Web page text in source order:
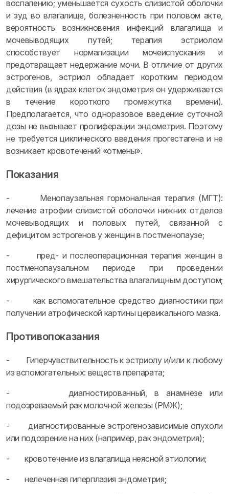
воспалению; уменьшается сухость слизистой оболочки
и зуд во влагалище, болезненность при половом акте,
вероятность возникновения инфекций влагалища и
мочевыводящих путей; терапия эстриолом
способствует нормализации мочеиспускания и
предотвращает недержание мочи. В отличие от других
эстрогенов, эстриол обладает коротким периодом
действия (в ядрах клеток эндометрия он удерживается
в течение короткого промежутка времени).
Предполагается, что одноразовое введение суточной
дозы не вызывает пролиферации эндометрия. Поэтому
не требуется циклического введения прогестагена и не
возникает кровотечений «отмены».
Показания
- Менопаузальная гормональная терапия (МГТ):
лечение атрофии слизистой оболочки нижних отделов
мочевыводящих и половых путей, связанной с
дефицитом эстрогенов у женщин в постменопаузе;
- пред- и послеоперационная терапия женщин в
постменопаузальном периоде при проведении
хирургического вмешательства влагалищным доступом;
- как вспомогательное средство диагностики при
получении атрофической картины цервикального мазка.
Противопоказания
- Гиперчувствительность к эстриолу и/или к любому
из вспомогательных: веществ препарата;
- диагностированный, в анамнезе или
подозреваемый рак молочной железы (РМЖ);
- диагностированные эстрогенозависимые опухоли
или подозрение на них (например, рак эндометрия);
- кровотечение из влагалища неясной этиологии;
- нелеченная гиперплазия эндометрия;